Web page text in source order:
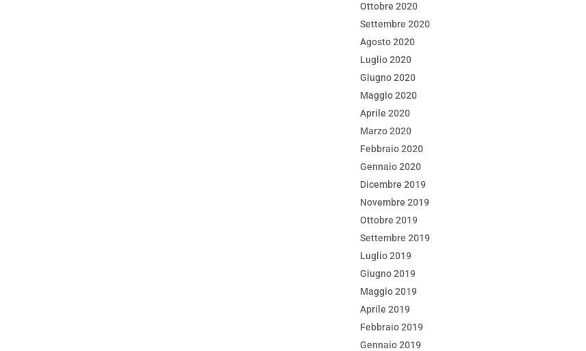
Ottobre 2020
Settembre 2020
Agosto 2020
Luglio 2020
Giugno 2020
Maggio 2020
Aprile 2020
Marzo 2020
Febbraio 2020
Gennaio 2020
Dicembre 2019
Novembre 2019
Ottobre 2019
Settembre 2019
Luglio 2019
Giugno 2019
Maggio 2019
Aprile 2019
Febbraio 2019
Gennaio 2019